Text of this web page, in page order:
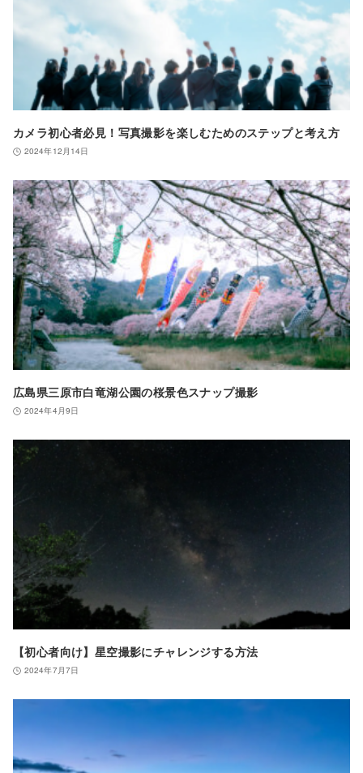
カメラ初心者必見！写真撮影を楽しむためのステップと考え方
2024年12月14日
広島県三原市白竜湖公園の桜景色スナップ撮影
2024年4月9日
【初心者向け】星空撮影にチャレンジする方法
2024年7月7日